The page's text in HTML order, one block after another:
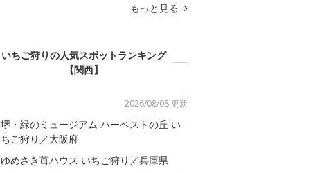
もっと見る
いちご狩りの人気スポットランキング
【関西】
2026/08/08 更新
堺・緑のミュージアム ハーベストの丘 い
ちご狩り／大阪府
ゆめさき苺ハウス いちご狩り／兵庫県